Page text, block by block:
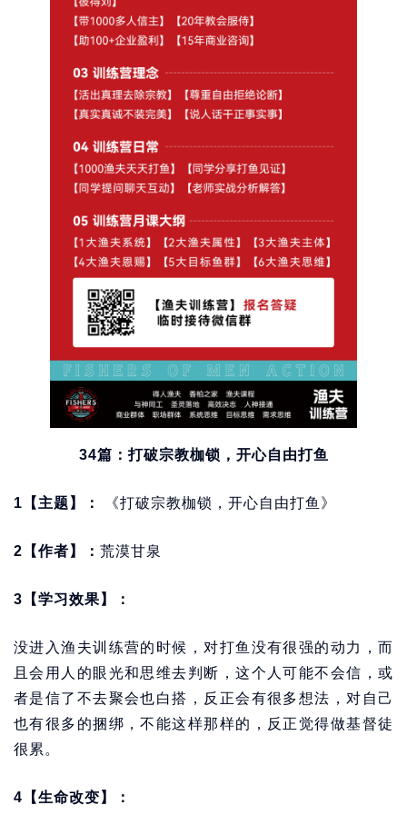
34篇：打破宗教枷锁，开心自由打鱼
1【主题】： 《打破宗教枷锁，开心自由打鱼》
2【作者】： 荒漠甘泉
3【学习效果】：
没进入渔夫训练营的时候，对打鱼没有很强的动力，而
且会用人的眼光和思维去判断，这个人可能不会信，或
者是信了不去聚会也白搭，反正会有很多想法，对自己
也有很多的捆绑，不能这样那样的，反正觉得做基督徒
很累。
4【生命改变】：